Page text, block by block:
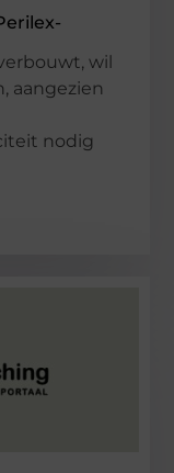
wil
aangezien
nodig